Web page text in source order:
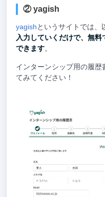
② yagish
yagishというサイトでは、
入力していくだけで、無
できます。
インターンシップ用の履
てみてください！